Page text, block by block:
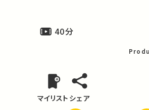
40分
マイリスト シェア